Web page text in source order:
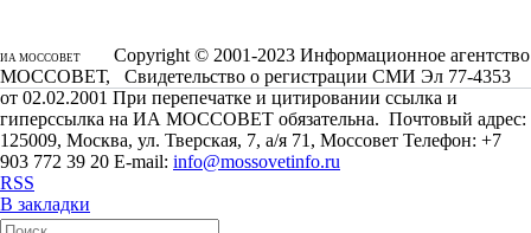
ИА МОССОВЕТ
Copyright © 2001-2023 Информационное агентство
МОССОВЕТ, Свидетельство о регистрации СМИ Эл 77-4353
от 02.02.2001 При перепечатке и цитировании ссылка и
гиперссылка на ИА МОССОВЕТ обязательна. Почтовый адрес:
125009, Москва, ул. Тверская, 7, а/я 71, Моссовет Телефон: +7
903 772 39 20 E-mail: info@mossovetinfo.ru
RSS
В закладки